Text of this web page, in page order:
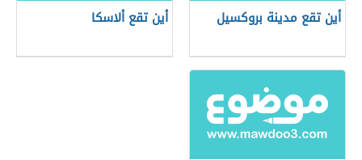
أين تقع مدينة بروكسيل أين تقع ألاسكا